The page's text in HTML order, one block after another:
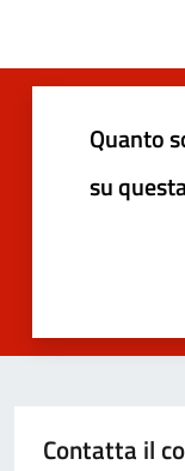
Quanto
su
Contatta il